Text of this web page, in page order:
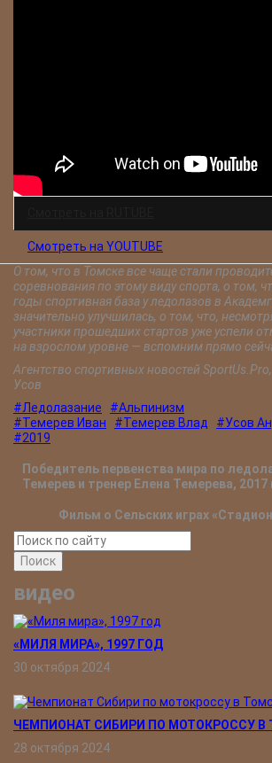
Смотреть на YOUTUBE
О том, что в Томске все чаще стали
соревнования по этому виду спорта, о том,
годы спортивная база у ледолазов в
значительно улучшилась, о том, что,
участники прошедших стартов уже успели
на взрослом уровне — вспомним прямо
Агентство спортивных новостей
Усов
#Ледолазание
#Альпинизм
#Темерев Иван
#Темерев Влад
#Усов
#2019
Победитель первенства мира по
Темерев и тренер Елена Темерева, 2017
Фильм о Сельских играх
Поиск
видео
«МИЛЯ МИРА», 1997 ГОД
30 октября 2024
ЧЕМПИОНАТ СИБИРИ ПО МОТОКРОССУ В
28 октября 2024